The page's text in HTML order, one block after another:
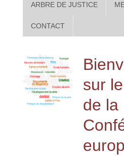
ARBRE DE JUSTICE
CONTACT
sur
de la